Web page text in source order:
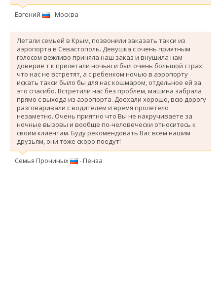
Евгений - Москва
Летали семьей в Крым, позвонили заказать такси из
аэропорта в Севастополь. Девушка с очень приятным
голосом вежливо приняла наш заказ и внушила нам
доверие т к прилетали ночью и был очень большой страх
что нас не встретят, а с ребенком ночью в аэропорту
искать такси было бы для нас кошмаром, отдельное ей за
это спасибо. Вcтретили нас без проблем, машина забрала
прямо с выхода из аэропорта. Доехали хорошо, всю дорогу
разговаривали с водителем и время пролетело
незаметно. Очень приятно что Вы не накручиваете за
ночные вызовы и вообще по-человечески относитесь к
своим клиентам. Буду рекомендовать Вас всем нашим
друзьям, они тоже скоро поедут!
Семья Прониных - Пенза